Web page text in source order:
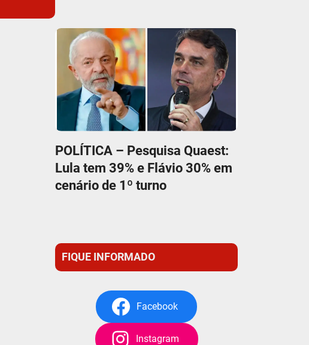
POLÍTICA – Pesquisa Quaest:
Lula tem 39% e Flávio 30% em
cenário de 1º turno
FIQUE INFORMADO
Facebook
Instagram